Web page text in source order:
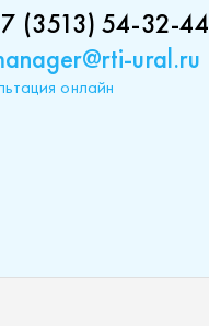
(3513) 54-32-44
ural.ru
онлайн